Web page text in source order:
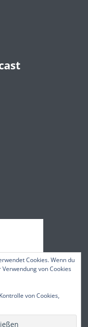
Cookies. Wenn du
von Cookies
von Cookies,